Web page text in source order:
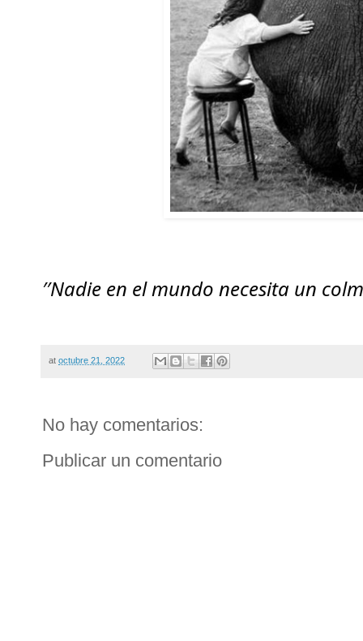
′′Nadie en el mundo necesita un
at octubre 21, 2022
No hay comentarios:
Publicar un comentario